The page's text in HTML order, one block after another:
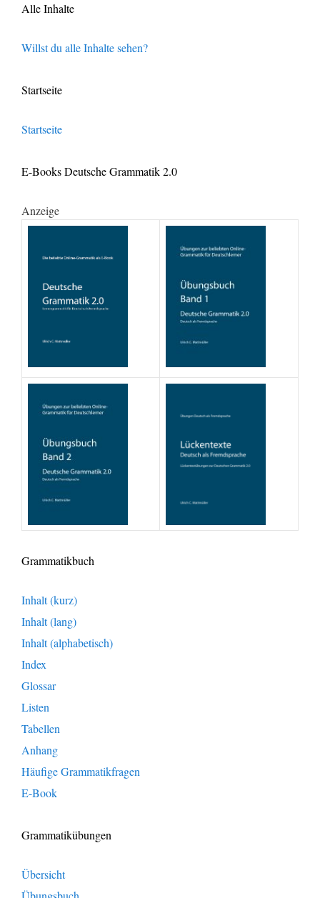
Alle Inhalte
Willst du alle Inhalte sehen?
Startseite
Startseite
E-Books Deutsche Grammatik 2.0
Anzeige
Grammatikbuch
Inhalt (kurz)
Inhalt (lang)
Inhalt (alphabetisch)
Index
Glossar
Listen
Tabellen
Anhang
Häufige Grammatikfragen
E-Book
Grammatikübungen
Übersicht